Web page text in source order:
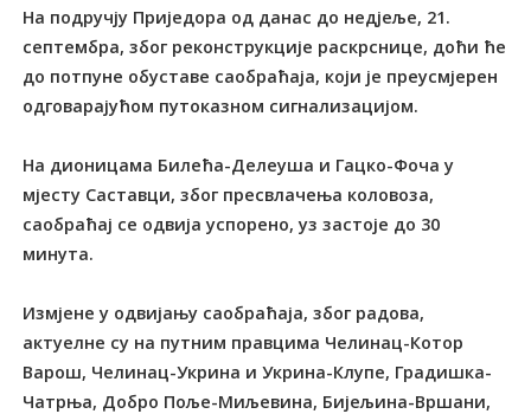
На подручју Приједора од данас до недјеље, 21.
септембра, због реконструкције раскрснице, доћи ће
до потпуне обуставе саобраћаја, који је преусмјерен
одговарајућом путоказном сигнализацијом.
На дионицама Билећа-Делеуша и Гацко-Фоча у
мјесту Саставци, због пресвлачења коловоза,
саобраћај се одвија успорено, уз застоје до 30
минута.
Измјене у одвијању саобраћаја, због радова,
актуелне су на путним правцима Челинац-Котор
Варош, Челинац-Укрина и Укрина-Клупе, Градишка-
Чатрња, Добро Поље-Миљевина, Бијељина-Вршани,